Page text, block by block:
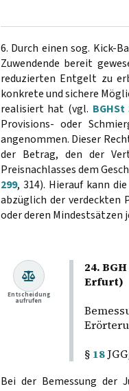
6. Durch einen sog. Kick-
Zuwendende bereit
reduzierten Entgelt zu
konkrete und sichere
realisiert hat (vgl. BGHSt
Provisions- oder
angenommen. Dieser
der Betrag, den der
Preisnachlasses dem
299, 314). Hierauf kann
abzüglich der verdeckten
oder deren Mindestsätzen
24.
Erfurt)
§ 18
Entscheidung
aufrufen
Bei der Bemessung der